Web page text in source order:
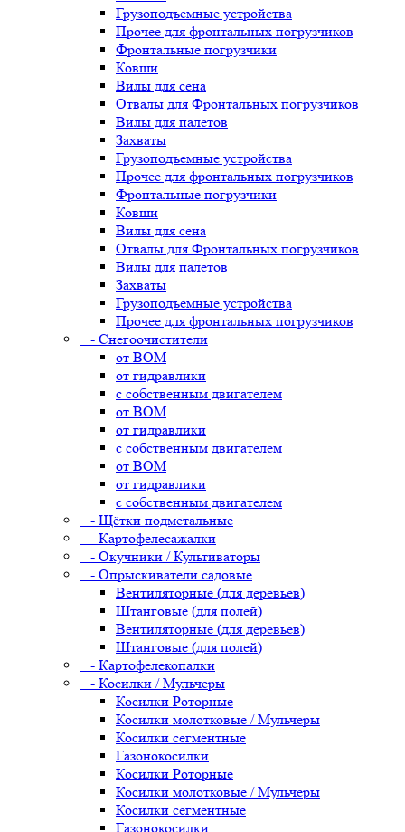
Грузоподъемные устройства
Прочее для фронтальных погрузчиков
Фронтальные погрузчики
Ковши
Вилы для сена
Отвалы для Фронтальных погрузчиков
Вилы для палетов
Захваты
Грузоподъемные устройства
Прочее для фронтальных погрузчиков
Фронтальные погрузчики
Ковши
Вилы для сена
Отвалы для Фронтальных погрузчиков
Вилы для палетов
Захваты
Грузоподъемные устройства
Прочее для фронтальных погрузчиков
- Снегоочистители
от ВОМ
от гидравлики
с собственным двигателем
от ВОМ
от гидравлики
с собственным двигателем
от ВОМ
от гидравлики
с собственным двигателем
- Щётки подметальные
- Картофелесажалки
- Окучники / Культиваторы
- Опрыскиватели садовые
Вентиляторные (для деревьев)
Штанговые (для полей)
Вентиляторные (для деревьев)
Штанговые (для полей)
- Картофелекопалки
- Косилки / Мульчеры
Косилки Роторные
Косилки молотковые / Мульчеры
Косилки сегментные
Газонокосилки
Косилки Роторные
Косилки молотковые / Мульчеры
Косилки сегментные
Газонокосилки